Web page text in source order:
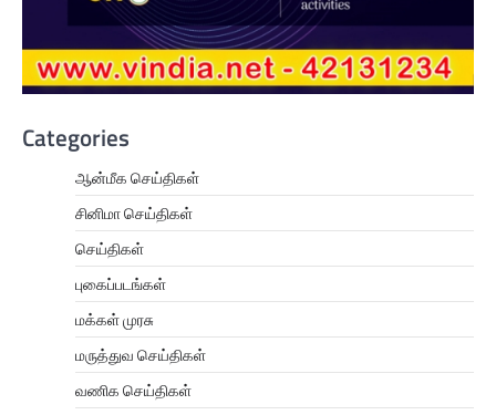
Categories
ஆன்மீக செய்திகள்
சினிமா செய்திகள்
செய்திகள்
புகைப்படங்கள்
மக்கள் முரசு
மருத்துவ செய்திகள்
வணிக செய்திகள்